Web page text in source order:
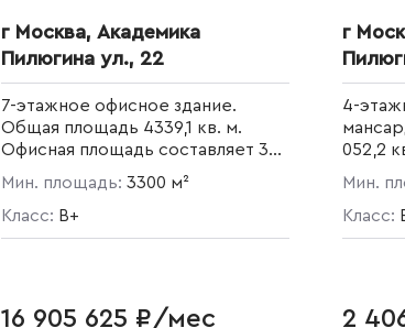
г Москва, Академика
Пилюгина ул., 22
7-этажное офисное здание.
Общая площадь 4339,1 кв. м.
Офисная площадь составляет 3
300 кв. м. Площадь этажа - 500
кв. м. Все самые современные
инженерные и
коммуникационные системы.
Мин. площадь: 3300 м²
Класс: B+
16 905 625 ₽/мес
г
4-
052,2
Мин.
Класс:
2